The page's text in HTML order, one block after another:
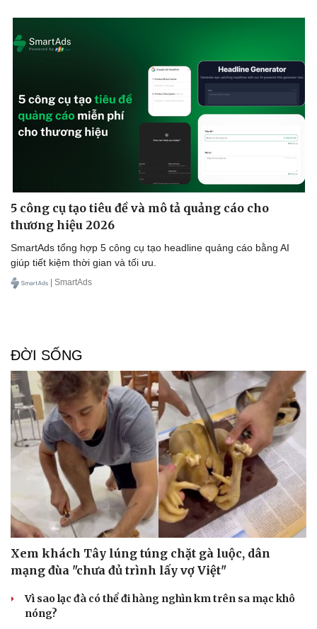
Doanh nghiệp
Thông tin doanh nghiệp
Công nghệ
5 công cụ tạo tiêu đề và mô tả quảng cáo cho
thương hiệu 2026
SmartAds tổng hợp 5 công cụ tạo headline quảng cáo bằng AI
giúp tiết kiệm thời gian và tối ưu.
| SmartAds
ĐỜI SỐNG
Xem khách Tây lúng túng chặt gà luộc, dân
mạng đùa "chưa đủ trình lấy vợ Việt"
Vì sao lạc đà có thể đi hàng nghìn km trên sa mạc khô
nóng?